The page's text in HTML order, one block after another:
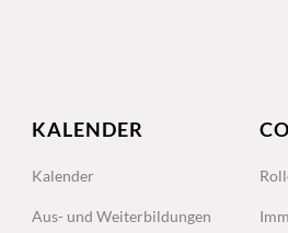
KALENDER
Kalender
Aus- und Weiterbildungen